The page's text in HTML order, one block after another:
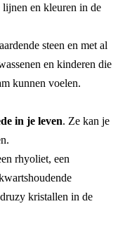
lijnen en kleuren in de
steen en met al
en kinderen die
kunnen voelen.
in je leven. Ze kan je
rhyoliet, een
kristallen in de